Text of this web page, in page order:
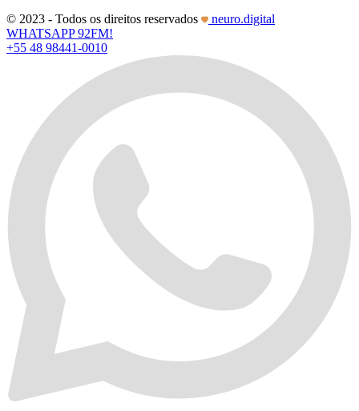
© 2023 - Todos os direitos reservados
neuro.digital
WHATSAPP 92FM!
+55 48 98441-0010